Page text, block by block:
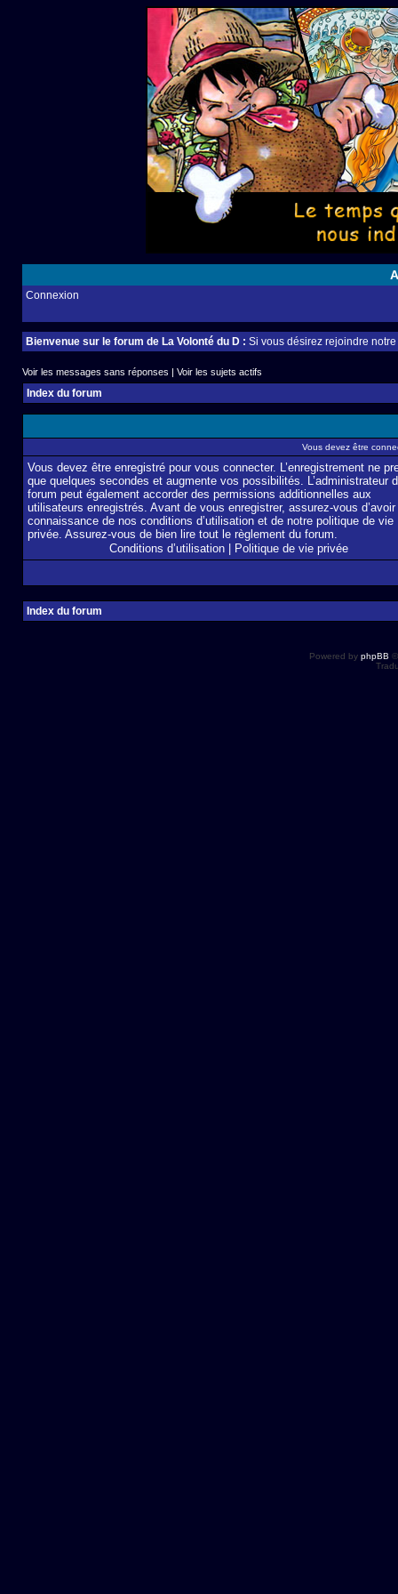
Connexion
Bienvenue sur le forum de La Volonté du D : Si vous désirez rejoindre
Voir les messages sans réponses | Voir les sujets actifs
Index du forum
Vous devez être
Vous devez être enregistré pour vous connecter. L’enregistrement ne
que quelques secondes et augmente vos possibilités. L’administrateur
forum peut également accorder des permissions additionnelles aux
utilisateurs enregistrés. Avant de vous enregistrer, assurez-vous
connaissance de nos conditions d’utilisation et de notre politique de vie
privée. Assurez-vous de bien lire tout le règlement du forum.
Conditions d’utilisation
Politique de vie privée
Index du forum
Powered by phpBB